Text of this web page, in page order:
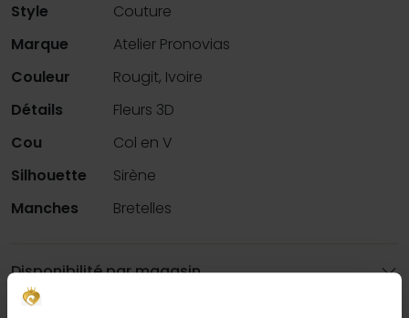
Style
Couture
Marque
Atelier Pronovias
Couleur
Rougit, Ivoire
Détails
Fleurs 3D
Cou
Col en V
Silhouette
Sirène
Manches
Bretelles
Disponibilité par magasin